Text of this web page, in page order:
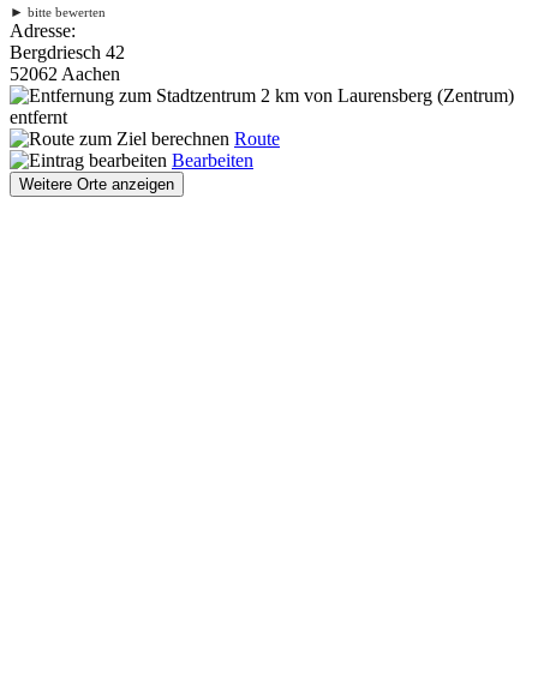
► bitte bewerten
Adresse:
Bergdriesch 42
52062 Aachen
2 km von Laurensberg (Zentrum)
entfernt
Route
Bearbeiten
Weitere Orte anzeigen